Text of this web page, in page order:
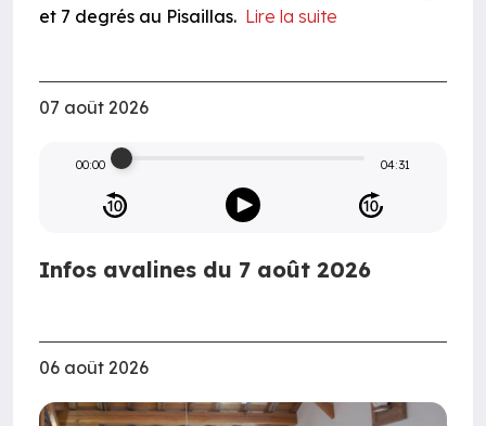
et 7 degrés au Pisaillas. Lire la suite
07 août 2026
00:00 04:31
Infos avalines du 7 août 2026
06 août 2026